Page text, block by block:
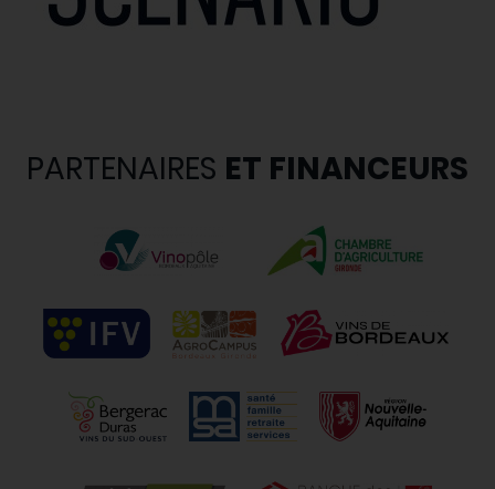
PARTENAIRES ET FINANCEURS